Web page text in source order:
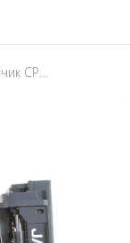
Дизельный погрузчик CPCD 100H